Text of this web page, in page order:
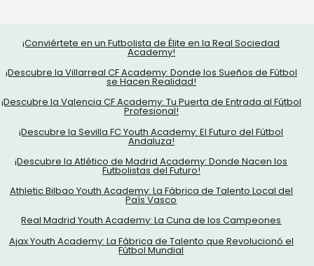
grandes
de
¡Conviértete en un Futbolista de Élite en la Real Sociedad
Academy!
¡Descubre la Villarreal CF Academy: Donde los Sueños de Fútbol
se Hacen Realidad!
¡Descubre la Valencia CF Academy: Tu Puerta de Entrada al Fútbol
Profesional!
¡Descubre la Sevilla FC Youth Academy: El Futuro del Fútbol
Andaluza!
¡Descubre la Atlético de Madrid Academy: Donde Nacen los
Futbolistas del Futuro!
Athletic Bilbao Youth Academy: La Fábrica de Talento Local del
País Vasco
Real Madrid Youth Academy: La Cuna de los Campeones
Ajax Youth Academy: La Fábrica de Talento que Revolucionó el
Fútbol Mundial